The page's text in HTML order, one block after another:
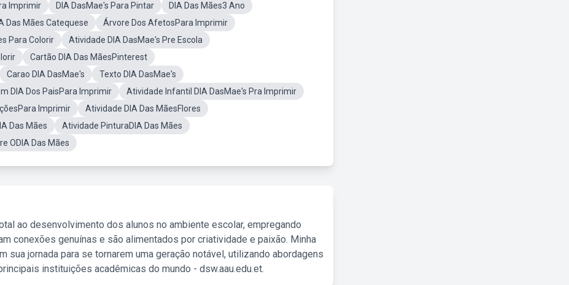
Imprimir DIA DasMae's Para Pintar
DIA Das Mães3 Ano
Das Mães Catequese
Árvore Dos AfetosPara Imprimir
Para Colorir
Atividade DIA DasMae's Pre Escola
Cartão DIA Das MãesPinterest
Carao DIA DasMae's
Texto DIA DasMae's
DIA Dos PaisPara Imprimir
Atividade Infantil DIA DasMae's Pra Imprimir
Imprimir
Atividade DIA Das MãesFlores
Das Mães
Atividade PinturaDIA Das Mães
ODIA Das Mães
ao desenvolvimento dos alunos no ambiente escolar, empregando
conexões genuínas e são alimentados por criatividade e paixão. Minha
sua jornada para se tornarem uma geração notável, utilizando abordagens
instituições acadêmicas do mundo - dsw.aau.edu.et.